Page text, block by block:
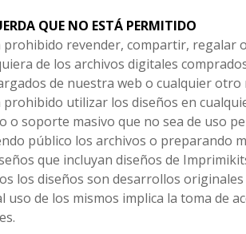
QUE NO ESTÁ PERMITIDO
prohibido revender, compartir, regalar
de los archivos digitales
de nuestra web o cualquier otro
prohibido utilizar los diseños en
o soporte masivo que no sea de uso
público los archivos o preparando
que incluyan diseños de
los diseños son desarrollos
uso de los mismos implica la toma de